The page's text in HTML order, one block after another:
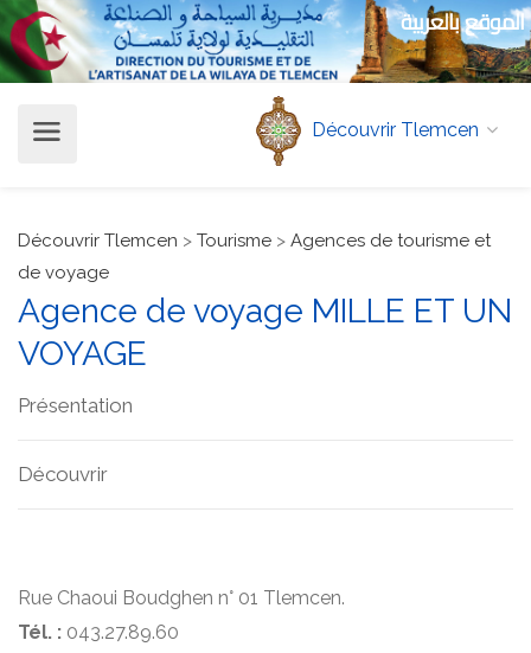
الموقع بالعربية
Découvrir Tlemcen
Découvrir Tlemcen > Tourisme > Agences de tourisme et
de voyage
Agence de voyage MILLE ET UN
VOYAGE
Présentation
Découvrir
Rue Chaoui Boudghen n° 01 Tlemcen.
Tél. : 043.27.89.60